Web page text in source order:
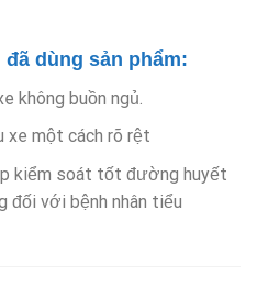
đã dùng sản phẩm:
không buồn ngủ.
xe một cách rõ rệt
kiểm soát tốt đường huyết
đối với bệnh nhân tiểu